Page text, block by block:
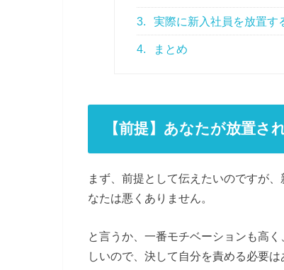
3. 実際に新入社員を放置す
4. まとめ
【前提】あなたが放置さ
まず、前提として伝えたいのですが
なたは悪くありません。
と言うか、一番モチベーションも高
しいので、決して自分を責める必要は